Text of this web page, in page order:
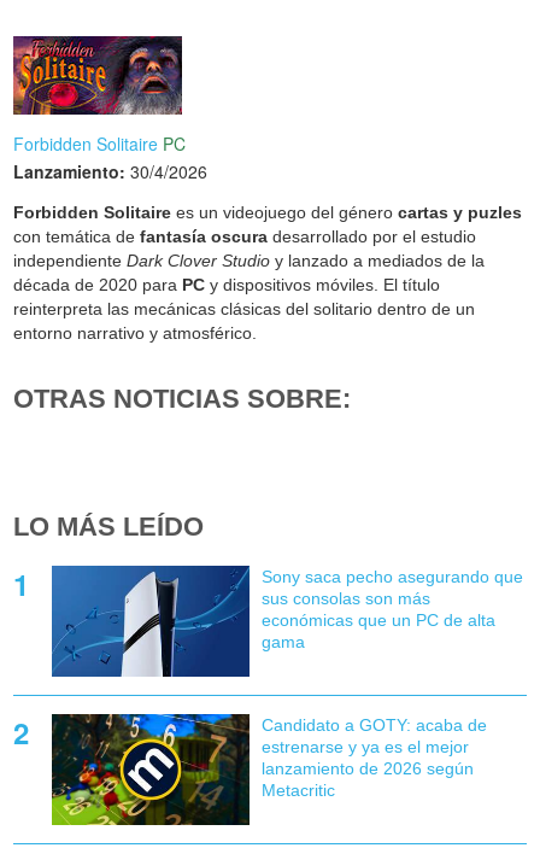
Forbidden Solitaire PC
Lanzamiento: 30/4/2026
Forbidden Solitaire es un videojuego del génerocartas y puzles
con temática defantasía oscura desarrollado por el estudio
independienteDark Clover Studio y lanzado a mediados de la
década de 2020 para PC y dispositivos móviles. El título
reinterpreta las mecánicas clásicas del solitario dentro de un
entorno narrativo y atmosférico.
OTRAS NOTICIAS SOBRE:
LO MÁS LEÍDO
Sony saca pecho asegurando que
sus consolas son más
económicas que un PC de alta
gama
Candidato a GOTY: acaba de
estrenarse y ya es el mejor
lanzamiento de 2026 según
Metacritic